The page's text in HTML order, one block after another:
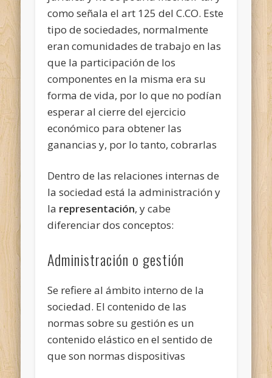
como señala el art 125 del C.CO. Este
tipo de sociedades, normalmente
eran comunidades de trabajo en las
que la participación de los
componentes en la misma era su
forma de vida, por lo que no podían
esperar al cierre del ejercicio
económico para obtener las
ganancias y, por lo tanto, cobrarlas
Dentro de las relaciones internas de
la sociedad está la administración y
la representación, y cabe
diferenciar dos conceptos:
Administración o gestión
Se refiere al ámbito interno de la
sociedad. El contenido de las
normas sobre su gestión es un
contenido elástico en el sentido de
que son normas dispositivas